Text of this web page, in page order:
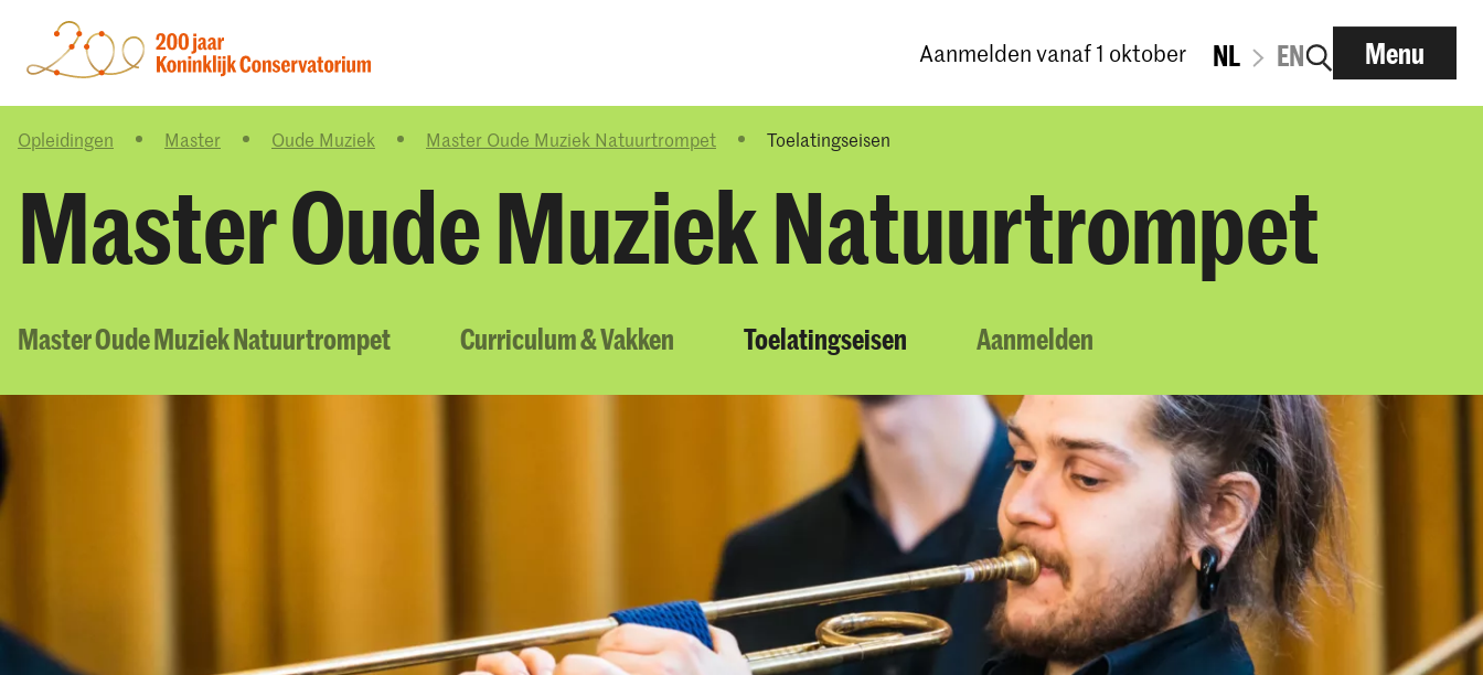
Aanmelden vanaf 1 oktober NL EN Menu
Opleidingen Master Oude Muziek Master Oude Muziek Natuurtrompet Toelatingseisen
Master Oude Muziek Natuurtrompet
Master Oude Muziek Natuurtrompet Curriculum & Vakken Toelatingseisen Aanmelden